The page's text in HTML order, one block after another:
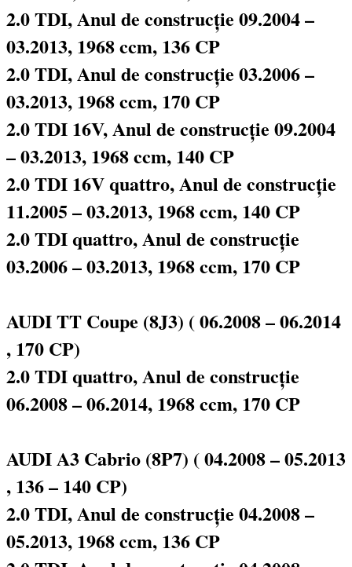
2.0 TDI, Anul de construcție 09.2004 –
03.2013, 1968 ccm, 136 CP
2.0 TDI, Anul de construcție 03.2006 –
03.2013, 1968 ccm, 170 CP
2.0 TDI 16V, Anul de construcție 09.2004
– 03.2013, 1968 ccm, 140 CP
2.0 TDI 16V quattro, Anul de construcție
11.2005 – 03.2013, 1968 ccm, 140 CP
2.0 TDI quattro, Anul de construcție
03.2006 – 03.2013, 1968 ccm, 170 CP
AUDI TT Coupe (8J3) ( 06.2008 – 06.2014
, 170 CP)
2.0 TDI quattro, Anul de construcție
06.2008 – 06.2014, 1968 ccm, 170 CP
AUDI A3 Cabrio (8P7) ( 04.2008 – 05.2013
, 136 – 140 CP)
2.0 TDI, Anul de construcție 04.2008 –
05.2013, 1968 ccm, 136 CP